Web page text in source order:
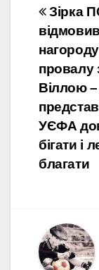
Зірка
провалу
Віллою –
УЄФА
бігати і
благати